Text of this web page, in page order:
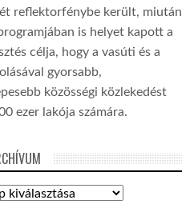
reflektorfénybe került, miután
is helyet kapott a
célja, hogy a vasúti és a
gyorsabb,
közösségi közlekedést
ezer lakója számára.